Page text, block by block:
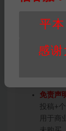
制。集心理博
因百度
效链接
免责声
投稿+
用于商
平
感